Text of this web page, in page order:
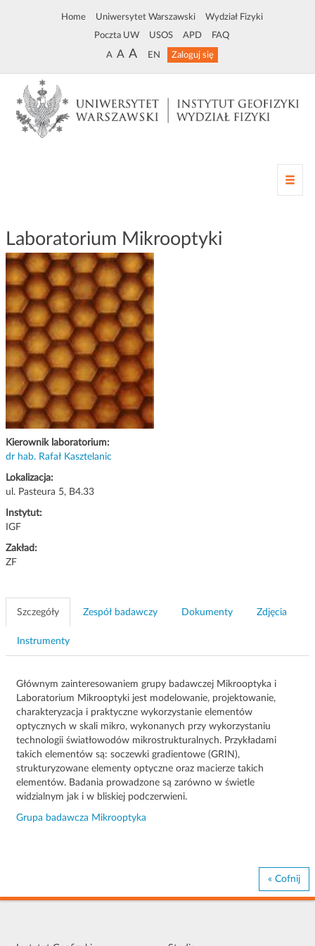
Home Uniwersytet Warszawski Wydział Fizyki
Poczta UW USOS APD FAQ
A A A EN Zaloguj się
Z
m
Laboratorium Mikrooptyki
Kierownik laboratorium:
dr hab. Rafał Kasztelanic
Lokalizacja:
ul. Pasteura 5, B4.33
Instytut:
IGF
Zakład:
ZF
Szczegóły Zespół badawczy Dokumenty Zdjęcia
Instrumenty
Głównym zainteresowaniem grupy badawczej Mikrooptyka i
Laboratorium Mikrooptyki jest modelowanie, projektowanie,
charakteryzacja i praktyczne wykorzystanie elementów
optycznych w skali mikro, wykonanych przy wykorzystaniu
technologii światłowodów mikrostrukturalnych. Przykładami
takich elementów są: soczewki gradientowe (GRIN),
strukturyzowane elementy optyczne oraz macierze takich
elementów. Badania prowadzone są zarówno w świetle
widzialnym jak i w bliskiej podczerwieni.
Grupa badawcza Mikrooptyka
« Cofnij